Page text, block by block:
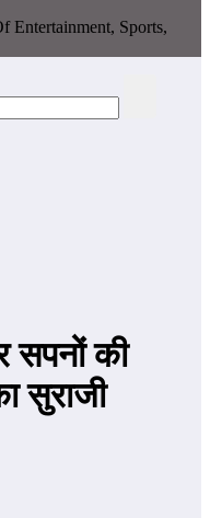
Entertainment, Sports,
सपनों की
सुराजी